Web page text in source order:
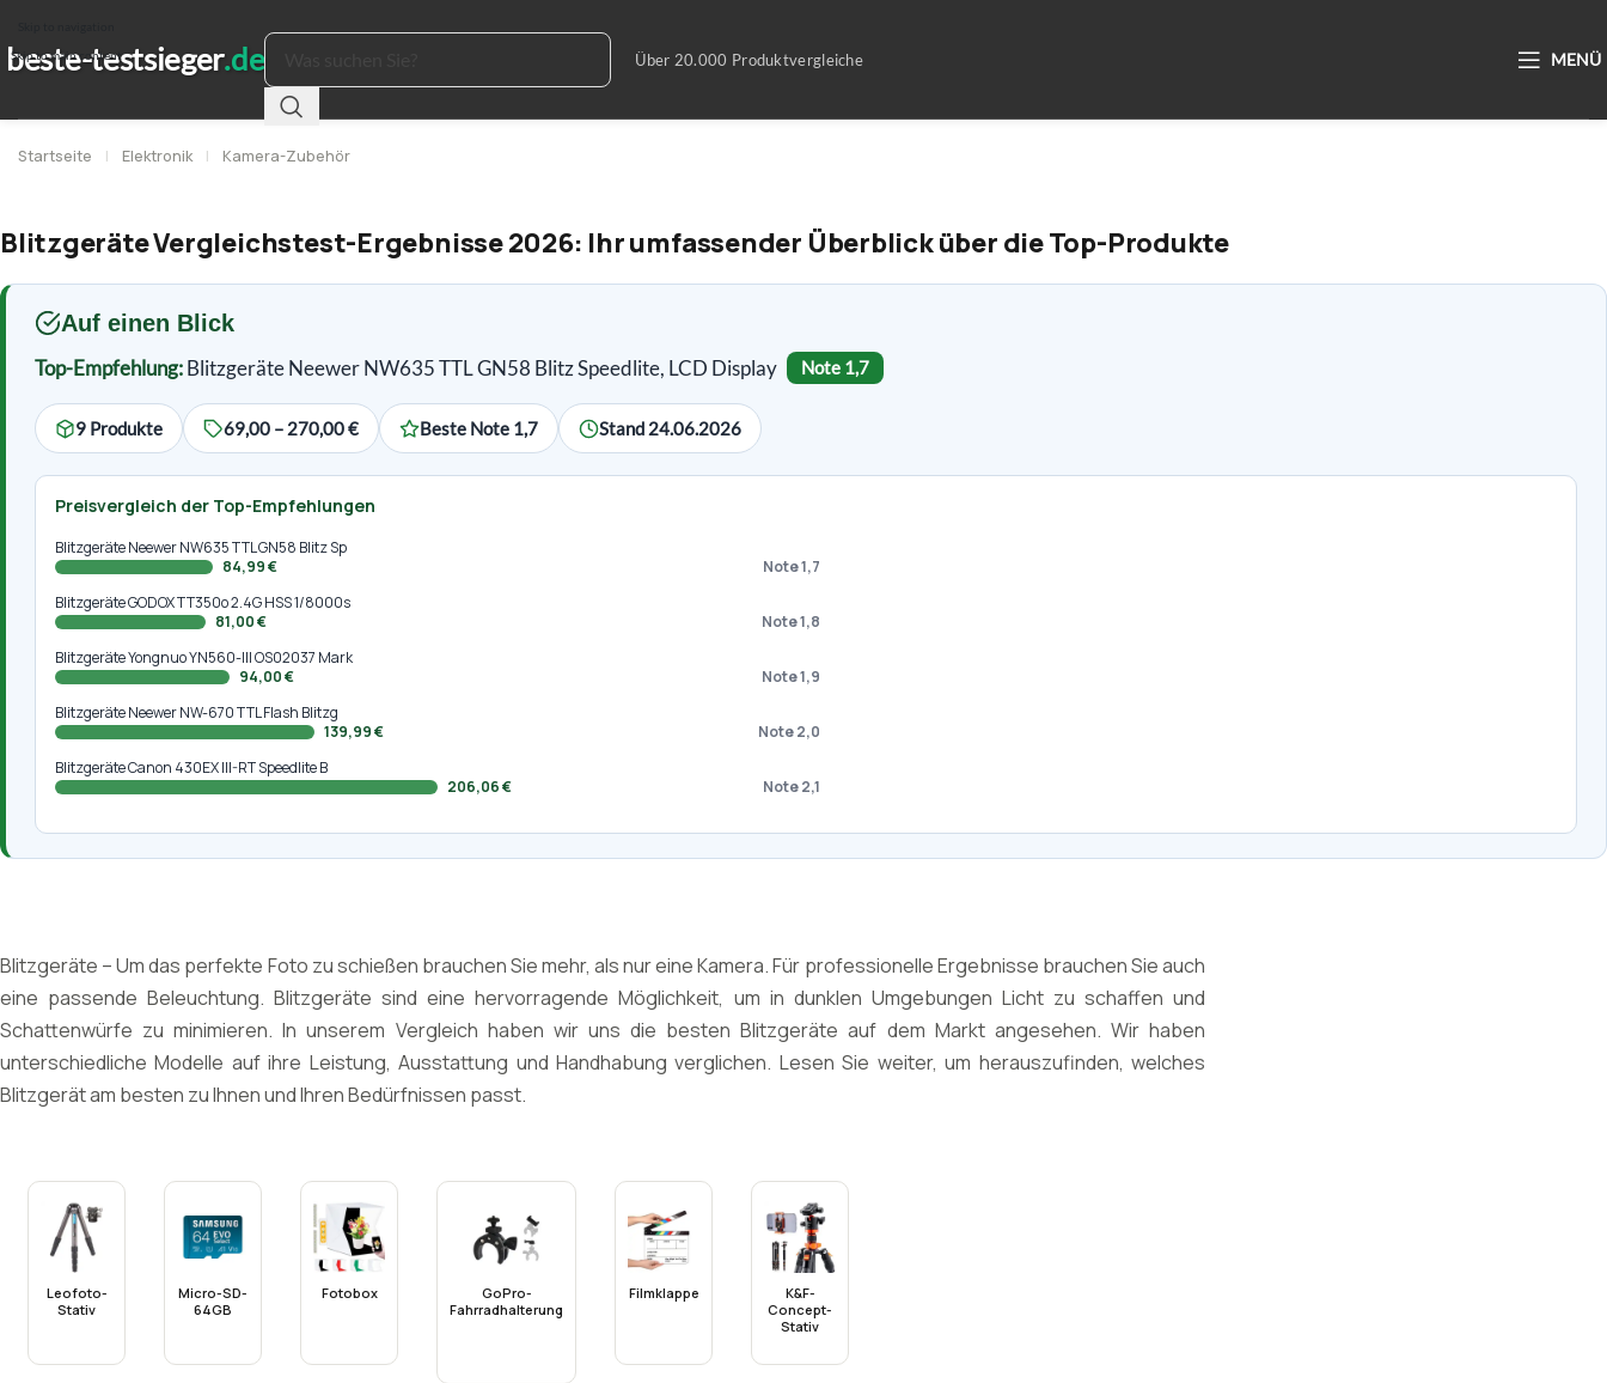
Skip to main content
Startseite | Elektronik | Kamera-Zubehör
Blitzgeräte Vergleichstest-Ergebnisse 2026: Ihr umfassender Überblick über die Top-Produkte
Auf einen Blick
Top-Empfehlung:Blitzgeräte Neewer NW635 TTL GN58 Blitz Speedlite, LCD Display Note 1,7
9 Produkte 69,00 – 270,00 € Beste Note 1,7 Stand 24.06.2026
Preisvergleich der Top-Empfehlungen
Blitzgeräte Neewer NW635 TTL GN58 Blitz Sp
84,99 €
Note 1,7
Blitzgeräte GODOX TT350o 2.4G HSS 1/8000s
81,00 €
Note 1,8
Blitzgeräte Yongnuo YN560-III OS02037 Mark
94,00 €
Note 1,9
Blitzgeräte Neewer NW-670 TTL Flash Blitzg
139,99 €
Note 2,0
Blitzgeräte Canon 430EX III-RT Speedlite B
206,06 €
Note 2,1
Blitzgeräte – Um das perfekte Foto zu schießen brauchen Sie mehr, als nur eine Kamera. Für professionelle Ergebnisse brauchen Sie auch
eine passende Beleuchtung. Blitzgeräte sind eine hervorragende Möglichkeit, um in dunklen Umgebungen Licht zu schaffen und
Schattenwürfe zu minimieren. In unserem Vergleich haben wir uns die besten Blitzgeräte auf dem Markt angesehen. Wir haben
unterschiedliche Modelle auf ihre Leistung, Ausstattung und Handhabung verglichen. Lesen Sie weiter, um herauszufinden, welches
Blitzgerät am besten zu Ihnen und Ihren Bedürfnissen passt.
Leofoto-
Stativ
Micro-SD-
64GB
Fotobox
GoPro-
Fahrradhalterung
Filmklappe
K&F-
Concept-
Stativ